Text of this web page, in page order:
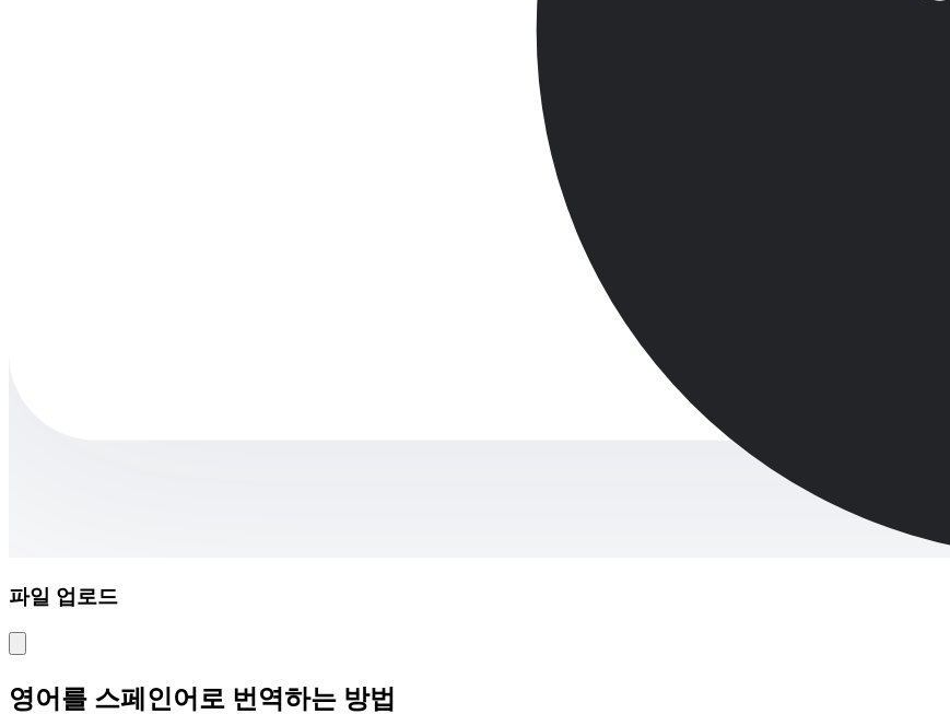
파일 업로드
영어를 스페인어로 번역하는 방법